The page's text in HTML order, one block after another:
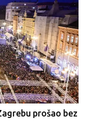
prošao bez